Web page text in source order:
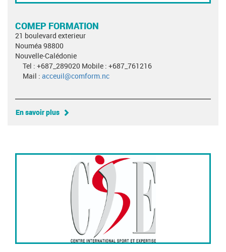
COMEP FORMATION
21 boulevard exterieur
Nouméa 98800
Nouvelle-Calédonie
Tel : +687_289020 Mobile : +687_761216
Mail : acceuil@comform.nc
En savoir plus